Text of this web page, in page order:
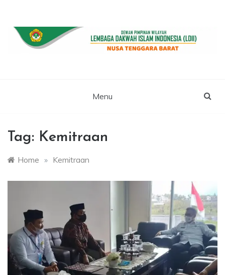
content
TENGGARA
BARAT
Menu
Tag: Kemitraan
Home » Kemitraan